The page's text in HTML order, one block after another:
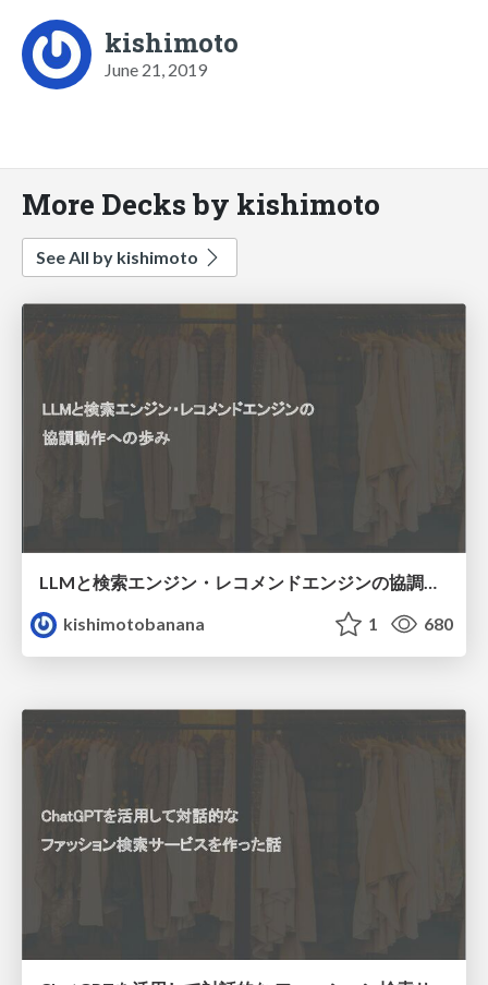
kishimoto
June 21, 2019
More Decks by kishimoto
See All by kishimoto
LLMと検索エンジン・レコメンドエンジンの協調動作への歩み
kishimotobanana
1 680